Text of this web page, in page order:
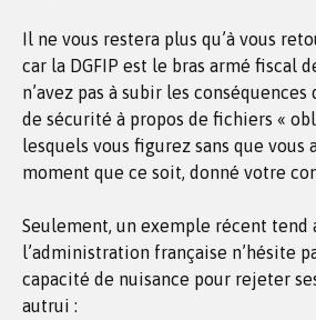
Il ne vous restera plus qu’à vous
car la DGFIP est le bras armé fiscal
n’avez pas à subir les
de sécurité à propos de fichiers «
lesquels vous figurez sans que vous
moment que ce soit, donné votre
Seulement, un exemple récent tend
l’administration française n’hésite
capacité de nuisance pour rejeter
autrui :